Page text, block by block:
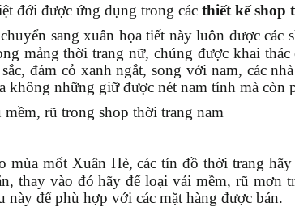
đới được ứng dụng trong các thiết kế shop
sang xuân họa tiết này luôn được
mảng thời trang nữ, chúng được khai
đám cỏ xanh ngắt, song với nam, các
không những giữ được nét nam tính mà còn
mềm, rũ trong shop thời trang nam
mùa mốt Xuân Hè, các tín đồ thời trang
thay vào đó hãy để loại vải mềm, rũ mơn
này để phù hợp với các mặt hàng được bán.